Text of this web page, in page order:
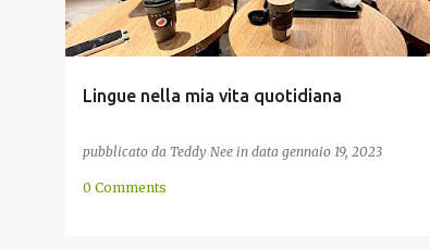
Lingue nella mia vita quotidiana
pubblicato da Teddy Nee in data gennaio 19, 2023
0 Comments